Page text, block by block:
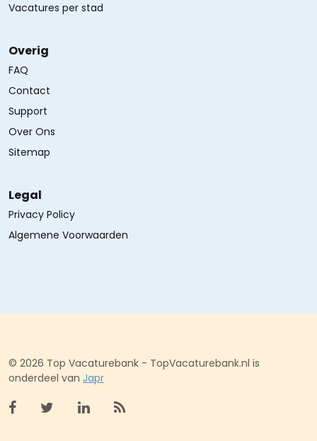
Vacatures per stad
Overig
FAQ
Contact
Support
Over Ons
Sitemap
Legal
Privacy Policy
Algemene Voorwaarden
© 2026 Top Vacaturebank - TopVacaturebank.nl is
onderdeel van Japr
Bekijk facebook
Bekijk X (twitter)
Bekijk linkedin
Bekijk rss